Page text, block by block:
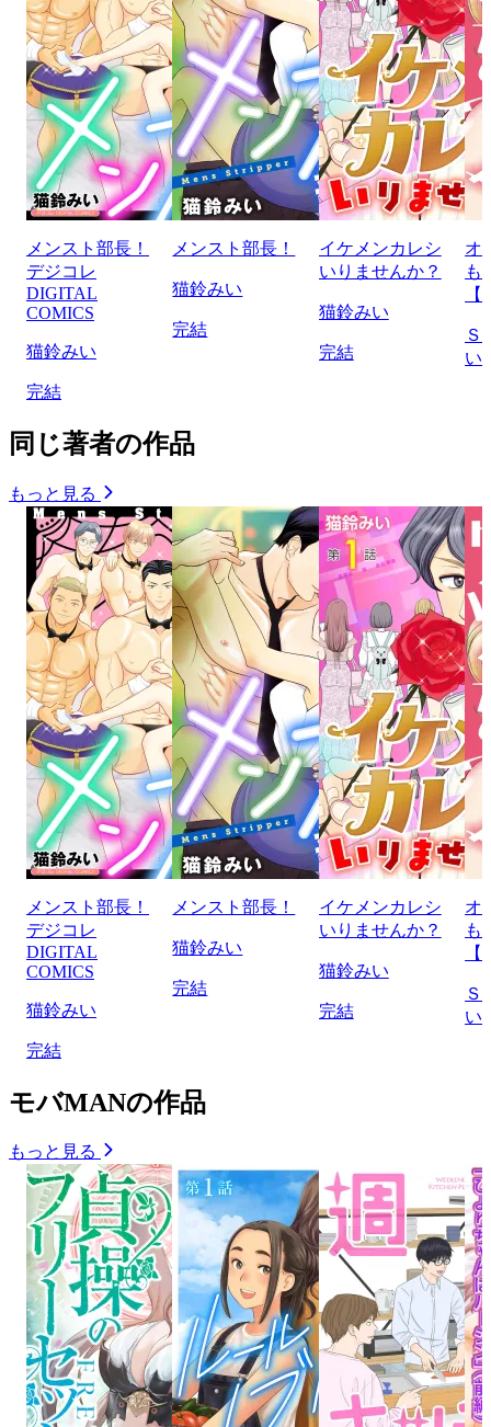
メンスト部長！
デジコレ
DIGITAL
COMICS
猫鈴みい
完結
メンスト部長！
猫鈴みい
完結
イケメンカレシ
いりませんか？
猫鈴みい
完結
オ
も
Ｓ
い
同じ著者の作品
もっと見る
メンスト部長！
デジコレ
DIGITAL
COMICS
猫鈴みい
完結
メンスト部長！
猫鈴みい
完結
イケメンカレシ
いりませんか？
猫鈴みい
完結
オ
も
Ｓ
い
モバMANの作品
もっと見る